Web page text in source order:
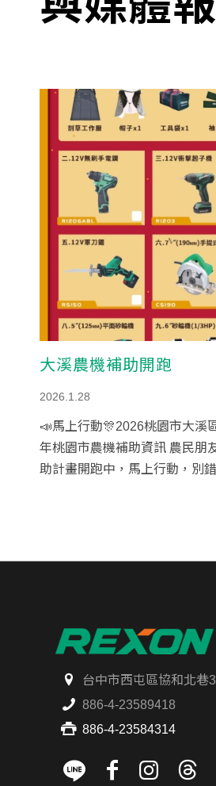
大溪農機補助開跑
2026.1.28
📣馬上行動🎊2026桃園市大溪
年桃園市農機補助資訊 農民朋
助計畫開跑中，馬上行動，別
台中市西屯區協和北巷
886-4-23589418
886-4-23584314